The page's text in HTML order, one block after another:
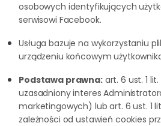
osobowych identyfikujących
serwisowi Facebook.
Usługa bazuje na wykorzystaniu
urządzeniu końcowym
Podstawa prawna:art. 6 ust. 1
uzasadniony interes
marketingowych) lub art. 6 ust. 1
zależności od ustawień cookies